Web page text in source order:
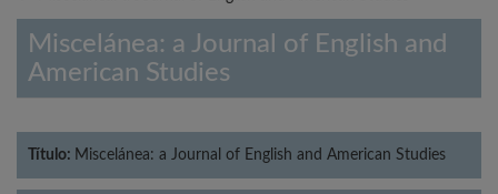
Miscelánea: a Journal of English and
American Studies
Título: Miscelánea: a Journal of English and American Studies